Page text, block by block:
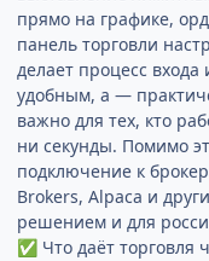
прямо на графике,
панель торговли
делает процесс
удобным, а —
важно для тех, кто
ни секунды. Помимо
подключение к
Brokers, Alpaca и
решением и для
✅ Что даёт торговля